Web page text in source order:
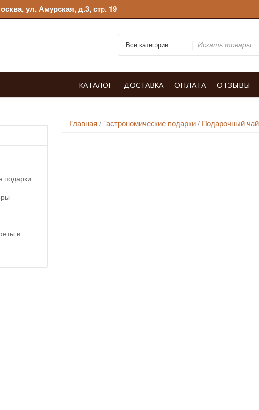
ул. Амурская, д.3, стр. 19
Искать
КАТАЛОГ ДОСТАВКА ОПЛАТА ОТЗЫВЫ
подарки
в
Главная / Гастрономические подарки/ Подарочный чай